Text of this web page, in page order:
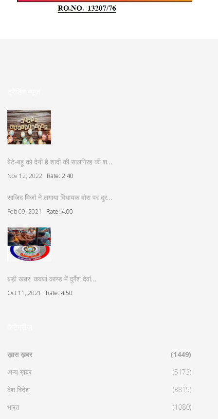
बेटे-बहू को देनी है शादी की सालगिरह की श…
Nov 12, 2022 Rate: 2.40
साजिद मिर्जा ने लगाया विधायक वोरा पर दुर…
Feb 09, 2021 Rate: 4.00
बड़ी खबर: कवर्धा काण्ड में दुर्गेश देवां…
Oct 11, 2021 Rate: 4.50
ख़ास ख़बर
(1449)
अन्य ख़बर
(5173)
देश विदेश
(3815)
भारत
(1080)